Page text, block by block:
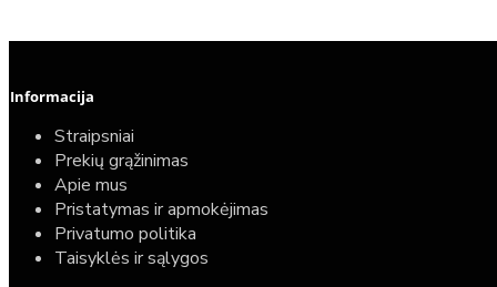
Informacija
Straipsniai
Prekių grąžinimas
Apie mus
Pristatymas ir apmokėjimas
Privatumo politika
Taisyklės ir sąlygos